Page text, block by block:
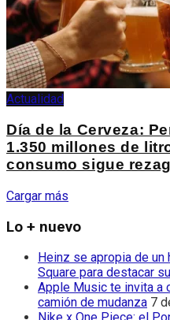
Actualidad
Día de la Cerveza:
1.350 millones de
consumo sigue
Cargar más
Lo + nuevo
Heinz se apropia de
Square para destacar
Apple Music te invita a
camión de mudanza 7